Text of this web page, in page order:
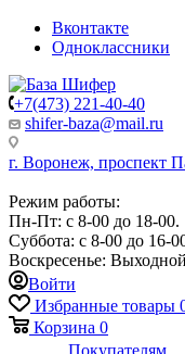
Вконтакте
Одноклассники
+7(473) 221-40-40
shifer-baza@mail.ru
г. Воронеж, проспект
Режим работы:
Пн-Пт: с 8-00 до 18-00.
Суббота: с 8-00 до 16-
Воскресенье: Выходной
Войти
Избранные товары
Корзина 0
Покупателям